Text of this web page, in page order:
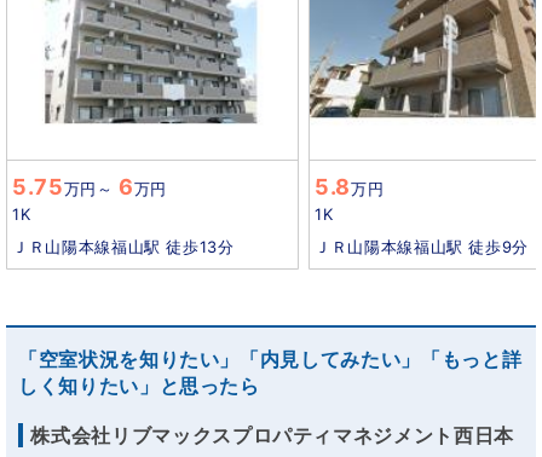
5.75万円 ～ 6万円
1K
ＪＲ山陽本線福山駅 徒歩13分
5.8万円
1K
ＪＲ山陽本線福山駅 徒歩9分
「空室状況を知りたい」「内見してみたい」「もっと詳
しく知りたい」と思ったら
株式会社リブマックスプロパティマネジメント西日本